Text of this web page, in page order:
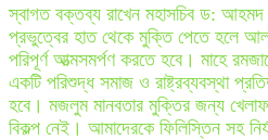
স্বাগত বক্তব্য রাখেন মহাসচিব ড:
প্রভুত্বের হাত থেকে মুক্তি পেতে হলে
পরিপূর্ণ আত্মসমর্পণ করতে হবে। মাহে
একটি পরিশুদ্ধ সমাজ ও রাষ্ট্রব্যবস্থা
হবে। মজলুম মানবতার মুক্তির জন্য খেলাফত
বিকল্প নেই। আমাদেরকে ফিলিস্তিন সহ